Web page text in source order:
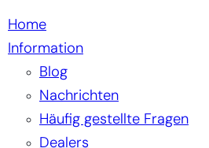
Home
Information
Blog
Nachrichten
Häufig gestellte Fragen
Dealers